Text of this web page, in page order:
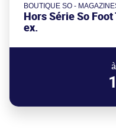
BOUTIQUE SO -
Hors Série So
ex.